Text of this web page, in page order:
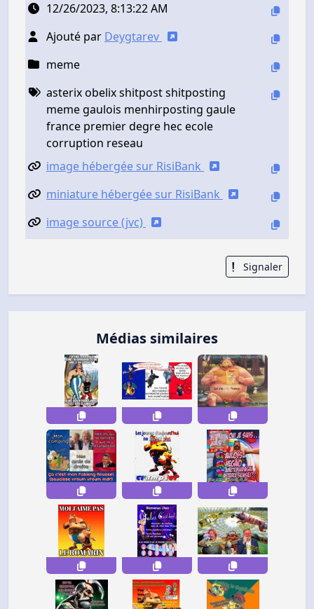
12/26/2023, 8:13:22 AM
Ajouté par Deygtarev
meme
asterix obelix shitpost shitposting
meme gaulois menhirposting gaule
france premier degre hec ecole
corruption reseau
image hébergée sur RisiBank
miniature hébergée sur RisiBank
image source (jvc)
Signaler
Médias similaires